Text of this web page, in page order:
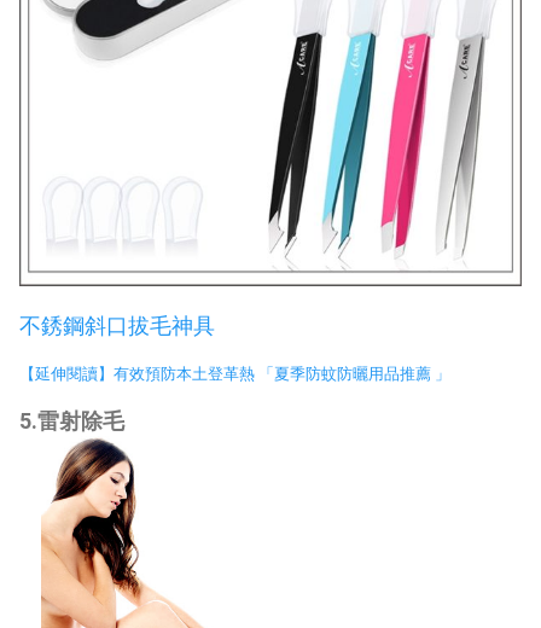
不銹鋼斜口拔毛神具
【延伸閱讀】有效預防本土登革熱 「夏季防蚊防曬用品推薦 」
5.雷射除毛